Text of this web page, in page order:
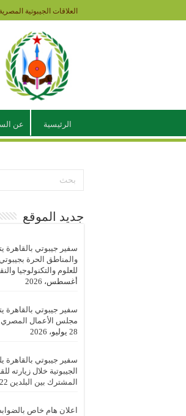
العلاقات الجيبوتية المصرية
الرئيسية عن
جديد الموقع
سفير جيبوتي بالقاهرة
والمناطق الحرة بجيبوتي
للعلوم والتكنولوجيا
أغسطس، 2026
سفير جيبوتي بالقاهرة
مجلس الأعمال المصري
28 يوليو، 2026
سفير جيبوتي بالقاهرة
الجيبوتية خلال زيارته
المشترك بين البلدين 22 يوليو، 2026
اعلان هام خاص